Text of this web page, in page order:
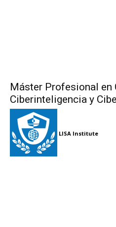
Máster Profesional en
Ciberinteligencia y
LISA Institute